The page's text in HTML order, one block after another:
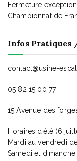
Fermeture
Championnat de
Infos Pratiques
contact@usine-
05 82 15 00 77
15 Avenue des
Horaires d’été (6
Mardi au vendredi
Samedi et dimanche